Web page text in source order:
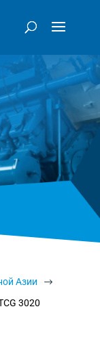
Азии $
3020